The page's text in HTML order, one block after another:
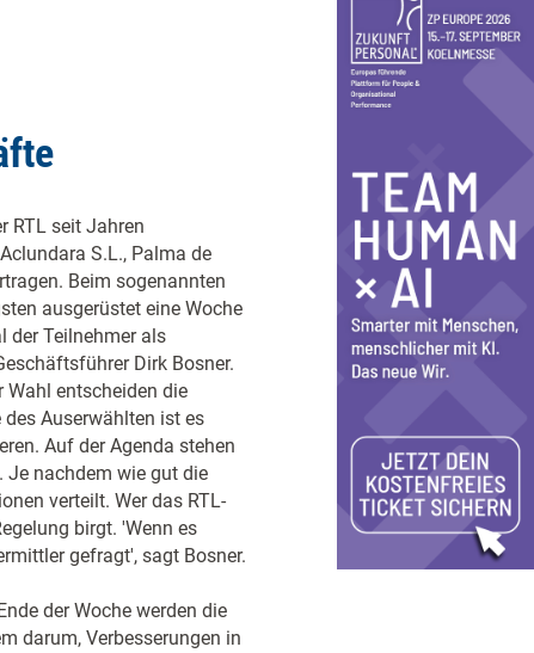
RTL seit Jahren
S.L., Palma de
Beim sogenannten
ausgerüstet eine Woche
der Teilnehmer als
Dirk Bosner.
Wahl entscheiden die
Auserwählten ist es
Auf der Agenda stehen
Je nachdem wie gut die
verteilt. Wer das RTL-
birgt. 'Wenn es
gefragt', sagt Bosner.
der Woche werden die
darum, Verbesserungen in